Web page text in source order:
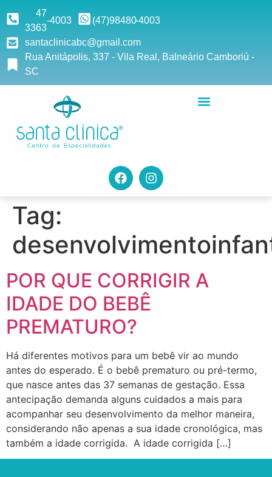
47
3363
-4003 (47)98480-4003
santaclinicabc@gmail.com
Rua Anitápolis, 337 - Vila Real, Balneário Camboriú -
SC
Tag:
POR QUE CORRIGIR A
IDADE DO BEBÊ
PREMATURO?
Há diferentes motivos para um bebê vir ao mundo
antes do esperado. É o bebê prematuro ou pré-termo,
que nasce antes das 37 semanas de gestação. Essa
antecipação demanda alguns cuidados a mais para
acompanhar seu desenvolvimento da melhor maneira,
considerando não apenas a sua idade cronológica, mas
também a idade corrigida. A idade corrigida […]